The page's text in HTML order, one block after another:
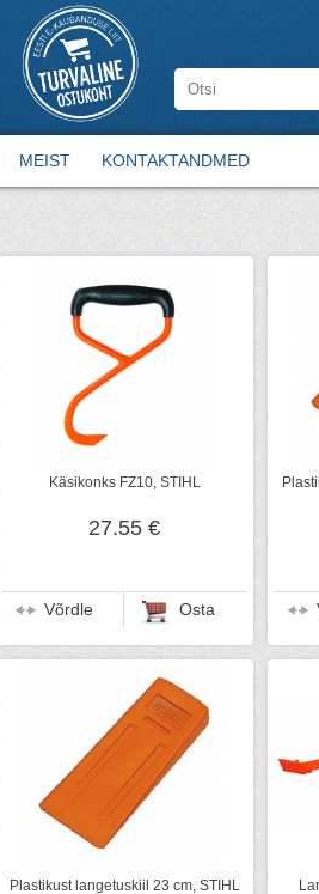
MEIST KONTAKTANDMED
Käsikonks FZ10, STIHL
27.55 €
Võrdle Osta
Plastikust langetuskiil 23 cm, STIHL